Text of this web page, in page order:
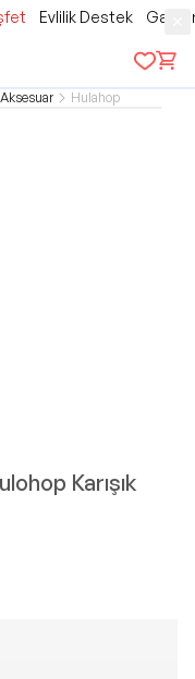
Evlilik Destek
Hulahop
Karışık